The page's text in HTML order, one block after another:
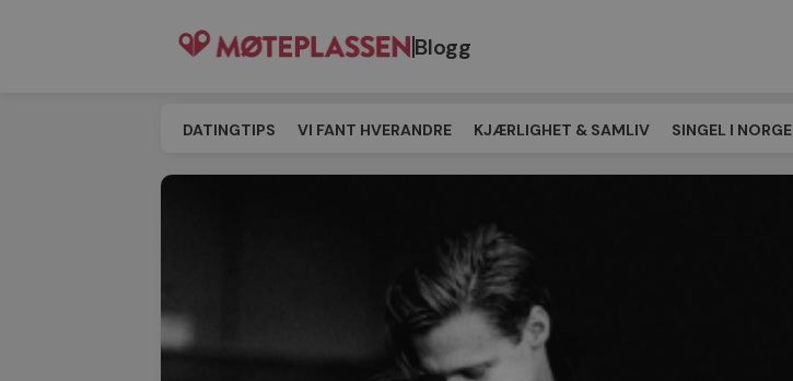
Blogg
DATINGTIPS VI FANT HVERANDRE KJÆRLIGHET & SAMLIV SINGEL I NORGE
SINGELEVENT MATCHING TIL MØTEPLASSEN